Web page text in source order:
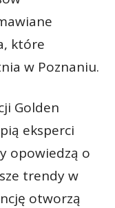
które
w Poznaniu.
Golden
eksperci
opowiedzą o
trendy w
otworzą